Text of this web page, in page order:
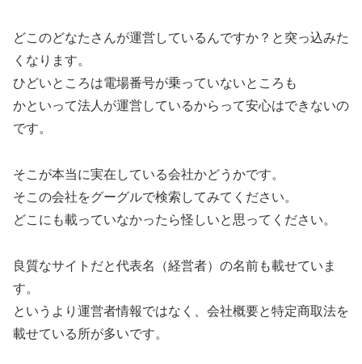
どこのどなたさんが運営しているんですか？と突っ込みた
くなります。
ひどいところは電場番号が乗っていないところも
かといって法人が運営しているからって安心はできないの
です。
そこが本当に実在している会社かどうかです。
そこの会社をグーグルで検索してみてください。
どこにも載っていなかったら怪しいと思ってください。
良質なサイトだと代表名（経営者）の名前も載せていま
す。
というより運営者情報ではなく、会社概要と特定商取法を
載せている所が多いです。